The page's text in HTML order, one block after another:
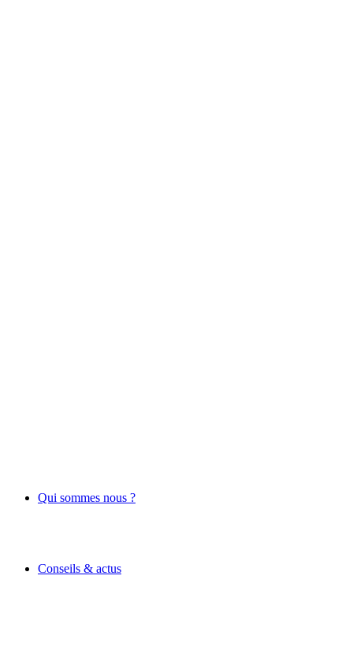
Qui sommes nous ?
Conseils & actus